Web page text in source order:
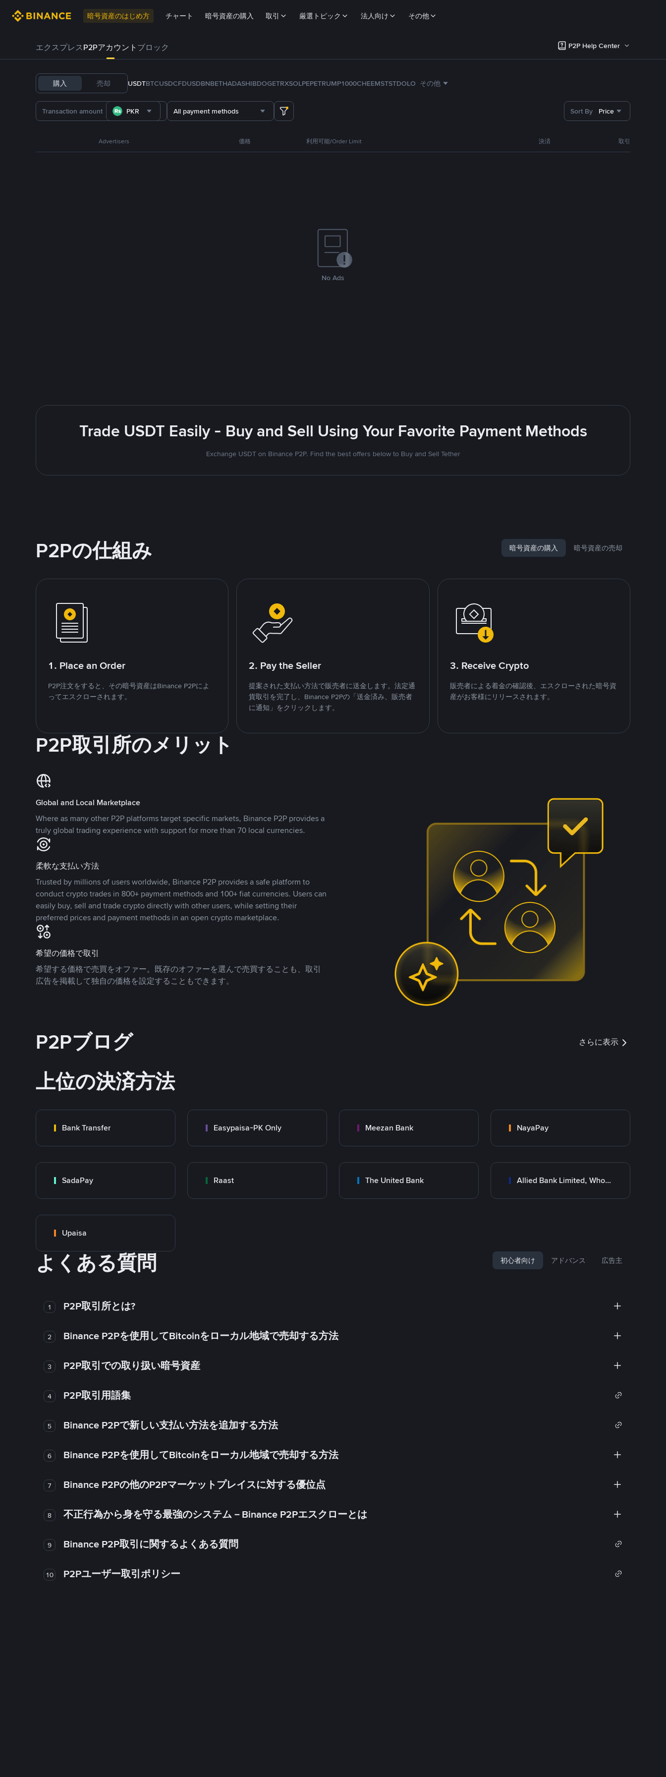
暗号資産のはじめ方 チャート 暗号資産の購入 取引 厳選トピック 法人向け その他
エクスプレスP2Pアカウント ブロック P2P Help Center
購入 売却 USDTBTCUSDCFDUSDBNBETHADASHIBDOGETRXSOLPEPETRUMP1000CHEEMSTSTDOLO その他
PKR All payment methods Sort By Price
Advertisers 価格 利用可能/Order Limit 決済 取引
No Ads
Trade USDT Easily - Buy and Sell Using Your Favorite Payment Methods
Exchange USDT on Binance P2P. Find the best offers below to Buy and Sell Tether
P2Pの仕組み 暗号資産の購入 暗号資産の売却
1. Place an Order
P2P注文をすると、その暗号資産はBinance P2Pによ
ってエスクローされます。
2. Pay the Seller
提案された支払い方法で販売者に送金します。法定通
貨取引を完了し、Binance P2Pの「送金済み、販売者
に通知」をクリックします。
3. Receive Crypto
販売者による着金の確認後、エスクローされた暗号資
産がお客様にリリースされます。
P2P取引所のメリット
Global and Local Marketplace
Where as many other P2P platforms target specific markets, Binance P2P provides a
truly global trading experience with support for more than 70 local currencies.
柔軟な支払い方法
Trusted by millions of users worldwide, Binance P2P provides a safe platform to
conduct crypto trades in 800+ payment methods and 100+ fiat currencies. Users can
easily buy, sell and trade crypto directly with other users, while setting their
preferred prices and payment methods in an open crypto marketplace.
希望の価格で取引
希望する価格で売買をオファー。既存のオファーを選んで売買することも、取引
広告を掲載して独自の価格を設定することもできます。
P2Pブログ さらに表示
上位の決済方法
Bank Transfer Easypaisa-PK Only Meezan Bank NayaPay
SadaPay Raast The United Bank Allied Bank Limited, Wholesale Branch
Upaisa
よくある質問 初心者向け アドバンス 広告主
1 P2P取引所とは?
2 Binance P2Pを使用してBitcoinをローカル地域で売却する方法
3 P2P取引での取り扱い暗号資産
4 P2P取引用語集
5 Binance P2Pで新しい支払い方法を追加する方法
6 Binance P2Pを使用してBitcoinをローカル地域で売却する方法
7 Binance P2Pの他のP2Pマーケットプレイスに対する優位点
8 不正行為から身を守る最強のシステム－Binance P2Pエスクローとは
9 Binance P2P取引に関するよくある質問
10 P2Pユーザー取引ポリシー